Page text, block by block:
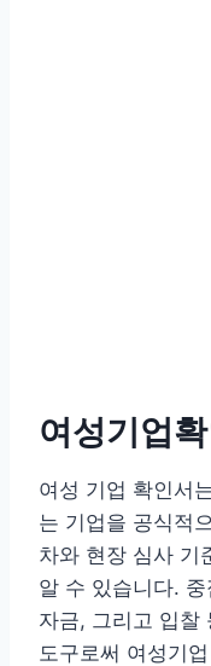
여성기업
여성 기업 확인서
는 기업을 공식적
차와 현장 심사 기
알 수 있습니다.
자금, 그리고 입찰
도구로써 여성기